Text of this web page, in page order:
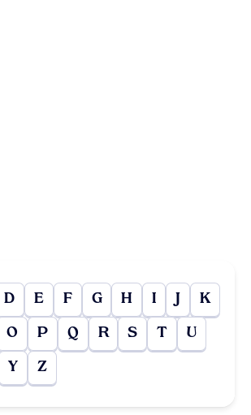
D E F G H I J K
O P Q R S T U
Y Z